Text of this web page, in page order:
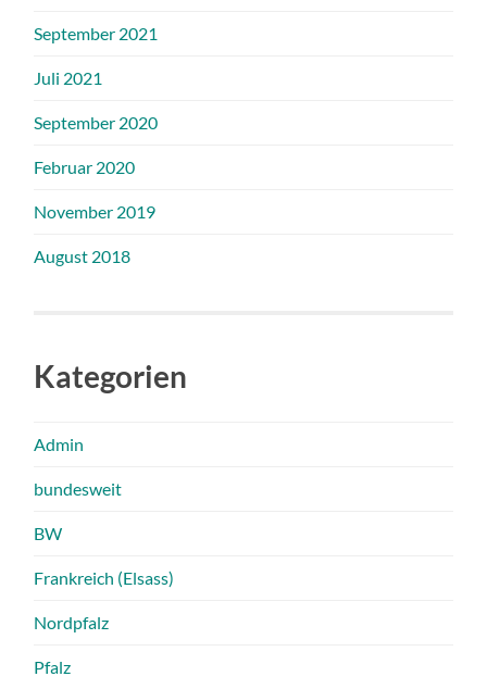
September 2021
Juli 2021
September 2020
Februar 2020
November 2019
August 2018
Kategorien
Admin
bundesweit
BW
Frankreich (Elsass)
Nordpfalz
Pfalz